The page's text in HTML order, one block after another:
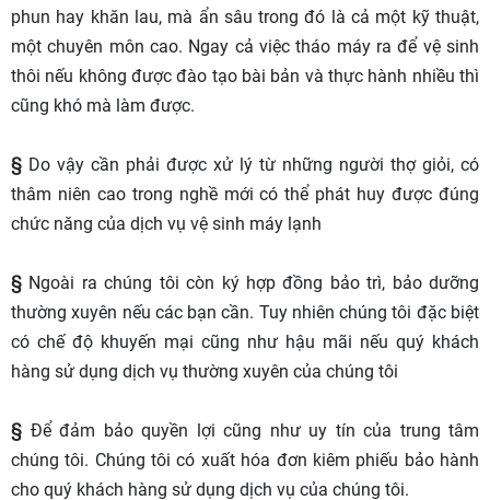
phun hay khăn lau, mà ẩn sâu trong đó là cả một kỹ thuật,
một chuyên môn cao. Ngay cả việc tháo máy ra để vệ sinh
thôi nếu không được đào tạo bài bản và thực hành nhiều thì
cũng khó mà làm được.
§ Do vậy cần phải được xử lý từ những người thợ giỏi, có
thâm niên cao trong nghề mới có thể phát huy được đúng
chức năng của dịch vụ vệ sinh máy lạnh
§ Ngoài ra chúng tôi còn ký hợp đồng bảo trì, bảo dưỡng
thường xuyên nếu các bạn cần. Tuy nhiên chúng tôi đặc biệt
có chế độ khuyến mại cũng như hậu mãi nếu quý khách
hàng sử dụng dịch vụ thường xuyên của chúng tôi
§ Để đảm bảo quyền lợi cũng như uy tín của trung tâm
chúng tôi. Chúng tôi có xuất hóa đơn kiêm phiếu bảo hành
cho quý khách hàng sử dụng dịch vụ của chúng tôi.